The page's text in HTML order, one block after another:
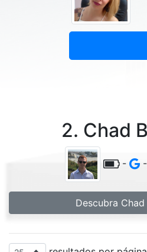
2. Chad
-
Descubra